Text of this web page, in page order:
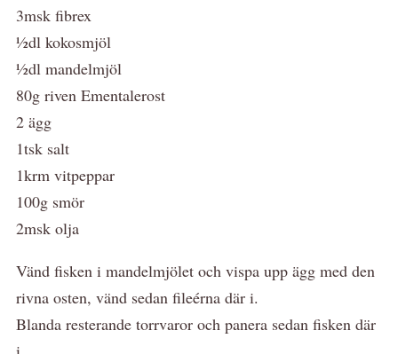
3msk fibrex
½dl kokosmjöl
½dl mandelmjöl
80g riven Ementalerost
2 ägg
1tsk salt
1krm vitpeppar
100g smör
2msk olja
Vänd fisken i mandelmjölet och vispa upp ägg med den
rivna osten, vänd sedan fileérna där i.
Blanda resterande torrvaror och panera sedan fisken där